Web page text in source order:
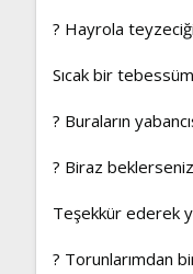
? Hayrola
Sıcak bir
? Buraların
? Biraz
Teşekkür ederek
? Torunlarımdan